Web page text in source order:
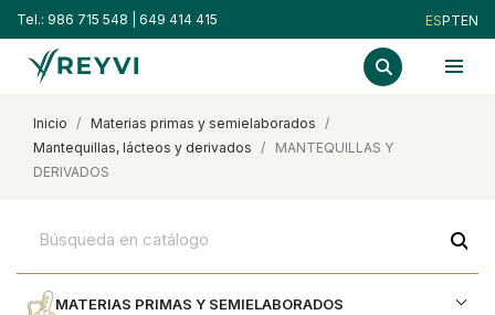
Tel.: 986 715 548 649 414 415 ESPTEN
inicio
materias primas y semielaborados
mantequillas, lácteos y derivados
MANTEQUILLAS Y
DERIVADOS
search
MATERIAS PRIMAS Y SEMIELABORADOS